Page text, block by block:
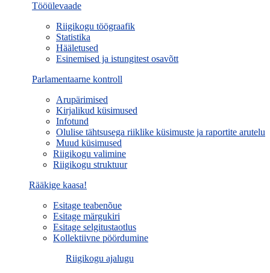
Tööülevaade
Riigikogu töögraafik
Statistika
Hääletused
Esinemised ja istungitest osavõtt
Parlamentaarne kontroll
Arupärimised
Kirjalikud küsimused
Infotund
Olulise tähtsusega riiklike küsimuste ja raportite arutelu
Muud küsimused
Riigikogu valimine
Riigikogu struktuur
Rääkige kaasa!
Esitage teabenõue
Esitage märgukiri
Esitage selgitustaotlus
Kollektiivne pöördumine
Riigikogu ajalugu